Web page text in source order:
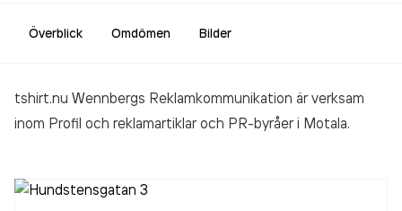
Överblick Omdömen Bilder
tshirt.nu Wennbergs Reklamkommunikation är verksam
inom Profil och reklamartiklar och PR-byråeri Motala.